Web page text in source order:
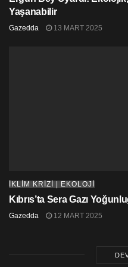
Yaşanabilir
Gazedda 13 MART 2025
İKLİM KRİZİ | EKOLOJİ
Kıbrıs’ta Sera Gazı
Gazedda 12 MART 2025